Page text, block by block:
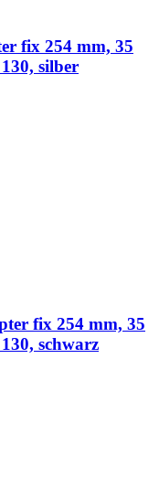
fix 254 mm, 35
silber
fix 254 mm, 35
schwarz